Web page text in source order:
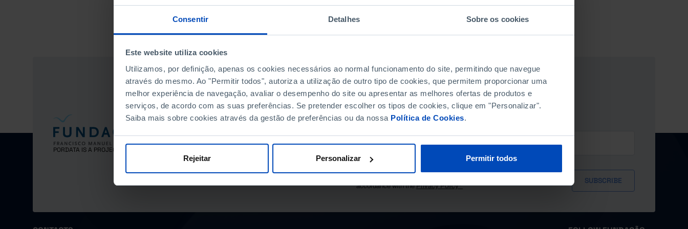
Consentir Detalhes Sobre os cookies
Este website utiliza cookies
Utilizamos, por definição, apenas os cookies necessários ao normal funcionamento do site, permitindo que navegue
através do mesmo. Ao "Permitir todos", autoriza a utilização de outro tipo de cookies, que permitem proporcionar uma
melhor experiência de navegação, avaliar o desempenho do site ou apresentar as melhores ofertas de produtos e
serviços, de acordo com as suas preferências. Se pretender escolher os tipos de cookies, clique em "Personalizar".
Saiba mais sobre cookies através da gestão de preferências ou da nossa Política de Cookies.
Rejeitar Personalizar Permitir todos
PORDATA IS A PROJECT OF THE FUNDAÇÃO FRANCISCO MANUEL DOS SANTOS.
SUBSCRIBE TO FUNDAÇÃO NEWSLETTER
STAY IN THE LOOP.
E-MAIL
I consent to the processing of my personal data provided herein, in
accordance with thePrivacy Policy*